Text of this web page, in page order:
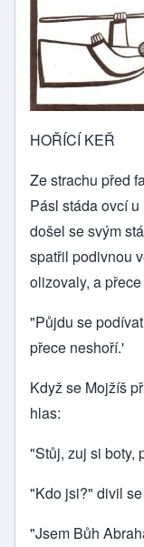
HOŘÍCÍ KEŘ
Ze strachu před
Pásl stáda ovcí
došel se svým
spatřil podivnou
olizovaly, a
"Půjdu se
přece neshoří.'
Když se Mojžíš
hlas:
"Stůj, zuj si boty,
"Kdo jsi?" divil
"Jsem Bůh